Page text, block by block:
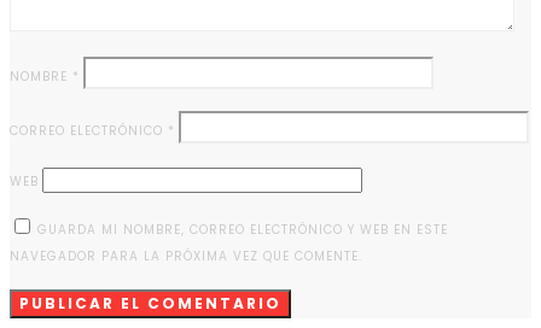
NOMBRE *
CORREO ELECTRÓNICO *
WEB
GUARDA MI NOMBRE, CORREO ELECTRÓNICO Y WEB EN ESTE
NAVEGADOR PARA LA PRÓXIMA VEZ QUE COMENTE.